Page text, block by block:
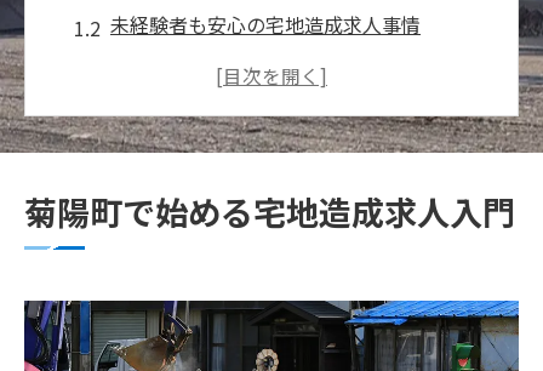
未経験者も安心の宅地造成求人事情
地元密着型の宅地造成求人が注目の理由
宅地造成求人選びで大切なチェック項目
転職で広がる土木分野の宅地造成求人
土木分野で求められる宅地造成求人像
宅地造成求人で活かせる前職の経験とは
菊陽町で始める宅地造成求人入門